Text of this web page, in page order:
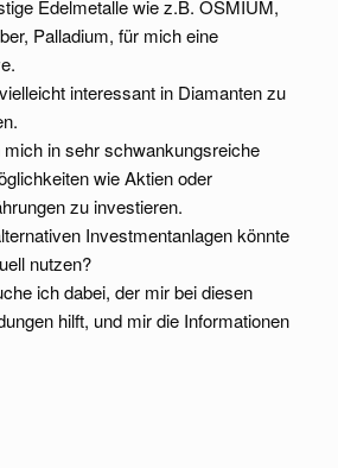
Edelmetalle wie z.B. OSMIUM,
Palladium, für mich eine
interessant in Diamanten zu
mich in sehr schwankungsreiche
wie Aktien oder
zu investieren.
Investmentanlagen könnte
nutzen?
ich dabei, der mir bei diesen
hilft, und mir die Informationen